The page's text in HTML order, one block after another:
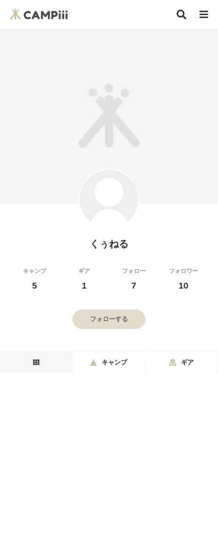
くぅねる
キャンプ
5
ギア
1
フォロー
7
フォロワー
10
フォローする
キャンプ ギア